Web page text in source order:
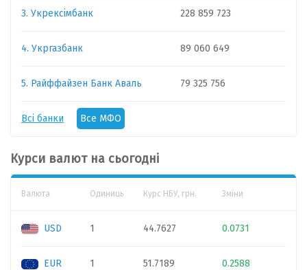
3. Укрексімбанк 228 859 723
4. Укргазбанк 89 060 649
5. Райффайзен Банк Аваль 79 325 756
Всі банки Все МФО
Курси валют на сьогодні
Валюта Одиниць Курс НБУ, грн. Зміни
USD 1 44.7627 0.0731
EUR 1 51.7189 0.2588